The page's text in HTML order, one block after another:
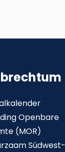
Openbare
(MOR)
Súdwest-